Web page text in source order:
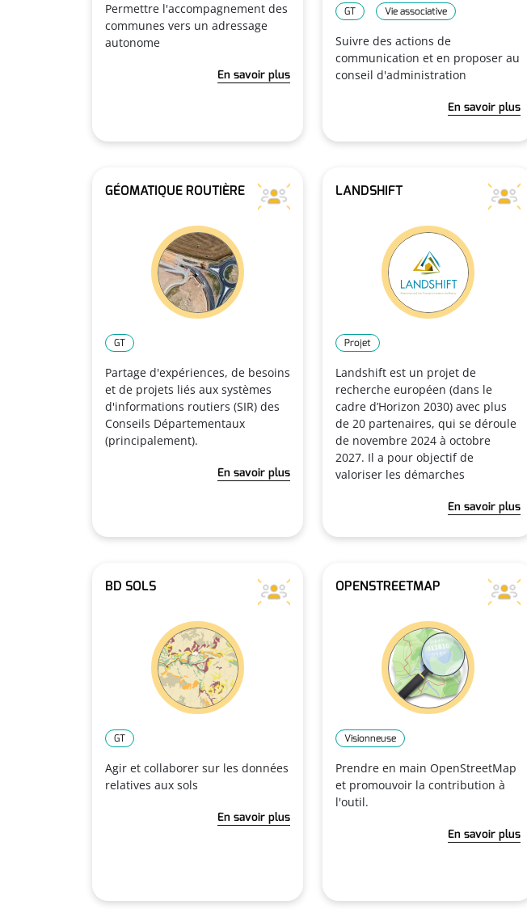
Permettre l'accompagnement des
communes vers un adressage
autonome
En savoir plus
GT Vie associative
Suivre des actions de
communication et en proposer au
conseil d'administration
En savoir plus
GÉOMATIQUE ROUTIÈRE
GT
Partage d'expériences, de besoins
et de projets liés aux systèmes
d'informations routiers (SIR) des
Conseils Départementaux
(principalement).
En savoir plus
LANDSHIFT
Projet
Landshift est un projet de
recherche européen (dans le
cadre d’Horizon 2030) avec plus
de 20 partenaires, qui se déroule
de novembre 2024 à octobre
2027. Il a pour objectif de
valoriser les démarches
En savoir plus
BD SOLS
GT
Agir et collaborer sur les données
relatives aux sols
En savoir plus
OPENSTREETMAP
Visionneuse
Prendre en main OpenStreetMap
et promouvoir la contribution à
l'outil.
En savoir plus